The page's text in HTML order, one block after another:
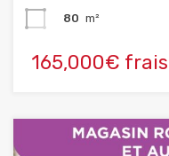
80 m²
165,000€